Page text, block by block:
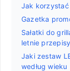
Jak
Gazetka
Sałatki do
letnie przepisy
Jaki zestaw
według wieku